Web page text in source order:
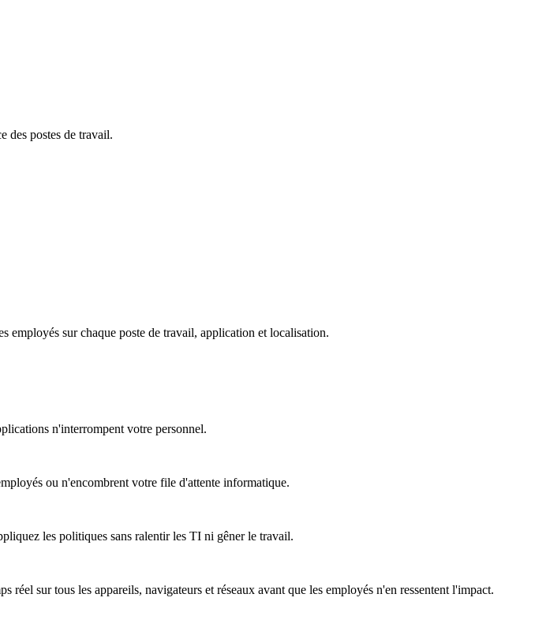
des postes de travail.
employés sur chaque poste de travail, application et localisation.
n'interrompent votre personnel.
ou n'encombrent votre file d'attente informatique.
les politiques sans ralentir les TI ni gêner le travail.
sur tous les appareils, navigateurs et réseaux avant que les employés n'en ressentent l'impact.